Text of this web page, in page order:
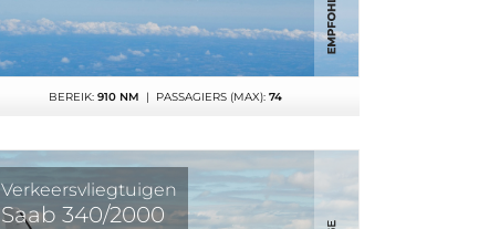
BEREIK:910 NM | PASSAGIERS (MAX):74
Verkeersvliegtuigen
Saab 340/2000